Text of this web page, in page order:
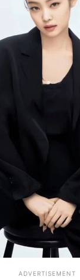
ADVERTISEMENT